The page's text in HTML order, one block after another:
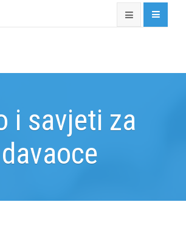
i savjeti za
davaoce